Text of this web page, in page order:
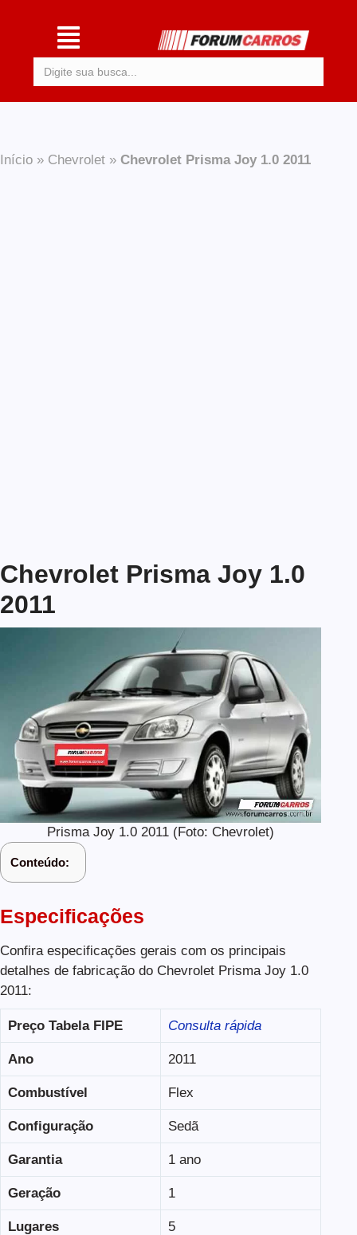
Início » Chevrolet » Chevrolet Prisma Joy 1.0 2011
Chevrolet Prisma Joy 1.0
2011
Prisma Joy 1.0 2011 (Foto: Chevrolet)
Conteúdo:
Especificações
Confira especificações gerais com os principais
detalhes de fabricação do Chevrolet Prisma Joy 1.0
2011:
Preço Tabela FIPE Consulta rápida
Ano 2011
Combustível Flex
Configuração Sedã
Garantia 1 ano
Geração 1
Lugares 5